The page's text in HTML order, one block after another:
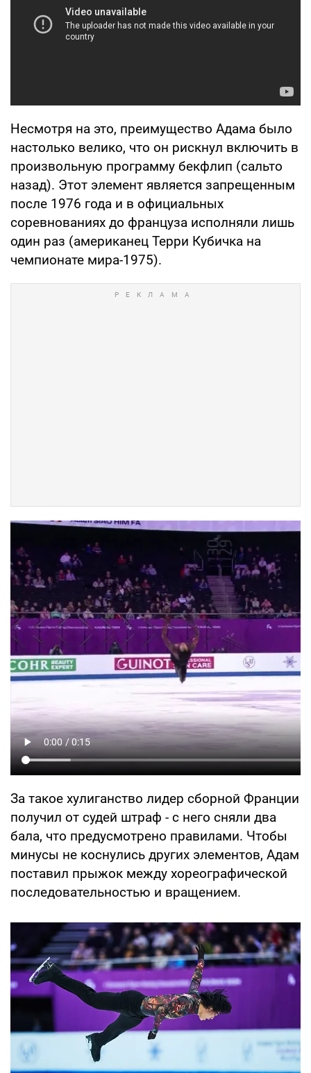
Несмотря на это, преимущество Адама было
настолько велико, что он рискнул включить в
произвольную программу бекфлип (сальто
назад). Этот элемент является запрещенным
после 1976 года и в официальных
соревнованиях до француза исполняли лишь
один раз (американец Терри Кубичка на
чемпионате мира-1975).
За такое хулиганство лидер сборной Франции
получил от судей штраф - с него сняли два
бала, что предусмотрено правилами. Чтобы
минусы не коснулись других элементов, Адам
поставил прыжок между хореографической
последовательностью и вращением.